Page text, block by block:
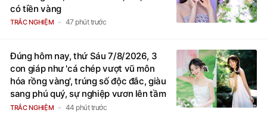
có tiền vàng
TRẮC NGHIỆM 47 phút trước
Đúng hôm nay, thứ Sáu 7/8/2026, 3
con giáp như 'cá chép vượt vũ môn
hóa rồng vàng', trúng số độc đắc, giàu
sang phú quý, sự nghiệp vươn lên tầm
cao mới
TRẮC NGHIỆM 44 phút trước